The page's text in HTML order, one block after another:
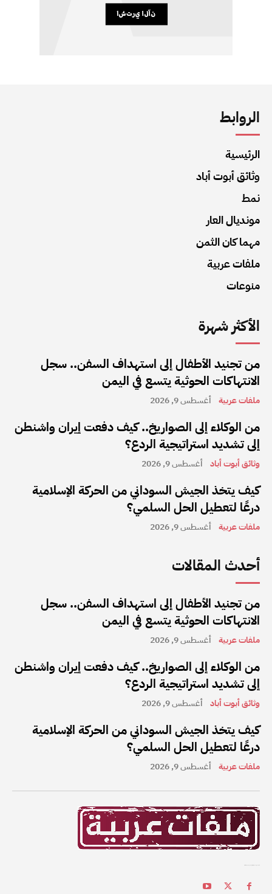
الروابط
الرئيسية
وثائق أبوت أباد
نمط
مونديال العار
مهما كان الثمن
ملفات عربية
منوعات
الأكثر شهرة
من تجنيد الأطفال إلى استهداف السفن.. سجل
الانتهاكات الحوثية يتسع في اليمن
ملفات عربية أغسطس 9, 2026
من الوكلاء إلى الصواريخ.. كيف دفعت إيران واشنطن
إلى تشديد استراتيجية الردع؟
وثائق أبوت أباد أغسطس 9, 2026
كيف يتخذ الجيش السوداني من الحركة الإسلامية
درعًا لتعطيل الحل السلمي؟
ملفات عربية أغسطس 9, 2026
أحدث المقالات
من تجنيد الأطفال إلى استهداف السفن.. سجل
الانتهاكات الحوثية يتسع في اليمن
ملفات عربية أغسطس 9, 2026
من الوكلاء إلى الصواريخ.. كيف دفعت إيران واشنطن
إلى تشديد استراتيجية الردع؟
وثائق أبوت أباد أغسطس 9, 2026
كيف يتخذ الجيش السوداني من الحركة الإسلامية
درعًا لتعطيل الحل السلمي؟
ملفات عربية أغسطس 9, 2026